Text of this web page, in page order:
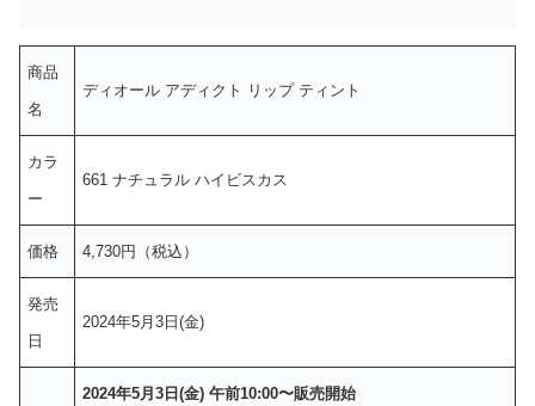
商品
名
ディオール アディクト リップ ティント
カラ
ー
661 ナチュラル ハイビスカス
価格 4,730円（税込）
発売
日
2024年5月3日(金)
2024年5月3日(金) 午前10:00〜販売開始